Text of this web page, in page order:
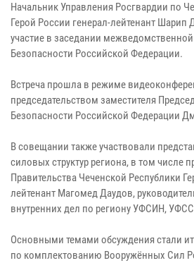
Начальник Управления Росгвардии по
Герой России генерал-лейтенант
участие в заседании
Безопасности Российской Федерации.
Встреча прошла в режиме
председательством заместителя
Безопасности Российской Федерации
В совещании также участвовали
силовых структур региона, в том числе
Правительства Чеченской Республики
лейтенант Магомед Даудов,
внутренних дел по региону УФСИН,
Основными темами обсуждения стали
по комплектованию Вооружённых Сил